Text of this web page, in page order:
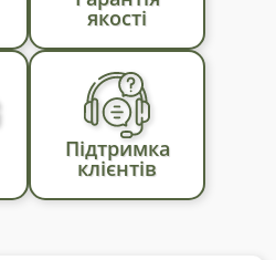
якості
Підтримка
клієнтів